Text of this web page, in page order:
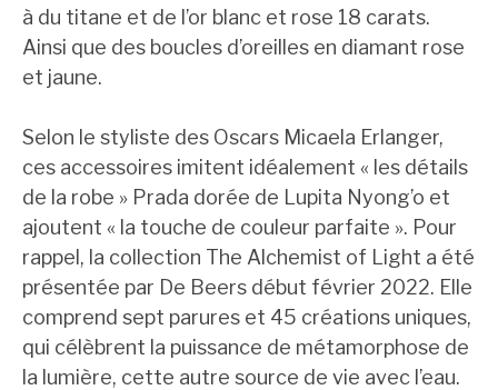
à du titane et de l’or blanc et rose 18 carats.
Ainsi que des boucles d’oreilles en diamant rose
et jaune.
Selon le styliste des Oscars Micaela Erlanger,
ces accessoires imitent idéalement « les détails
de la robe » Prada dorée de Lupita Nyong’o et
ajoutent « la touche de couleur parfaite ». Pour
rappel, la collection The Alchemist of Light a été
présentée par De Beers début février 2022. Elle
comprend sept parures et 45 créations uniques,
qui célèbrent la puissance de métamorphose de
la lumière, cette autre source de vie avec l’eau.